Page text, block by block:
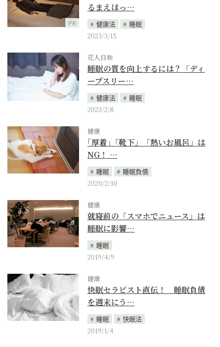
PR
るまえほっ…
健康法
睡眠
2023/3/15
花人日和
睡眠の質を向上するには？「ディ
ープスリー…
健康法
睡眠
2023/2/8
健康
｢厚着｣「靴下」「熱いお風呂」は
NG！ …
睡眠
睡眠負債
2020/2/10
健康
就寝前の「スマホでニュース」は
睡眠に影響…
睡眠
2019/4/9
健康
快眠セラピスト直伝！ 睡眠負債
を週末にう…
睡眠
快眠法
2019/1/4